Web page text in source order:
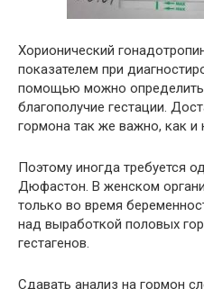
Хорионический
показателем при
помощью можно
благополучие гестации.
гормона так же важно, как и
Поэтому иногда требуется
Дюфастон. В женском
только во время
над выработкой половых
гестагенов.
Сдавать анализ на гормон